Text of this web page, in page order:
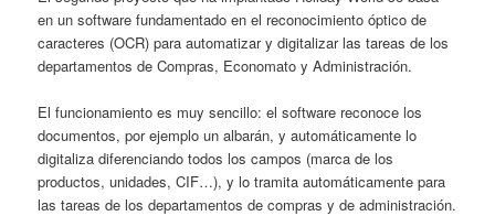
en un software fundamentado en el reconocimiento óptico de
caracteres (OCR) para automatizar y digitalizar las tareas de los
departamentos de Compras, Economato y Administración.
El funcionamiento es muy sencillo: el software reconoce los
documentos, por ejemplo un albarán, y automáticamente lo
digitaliza diferenciando todos los campos (marca de los
productos, unidades, CIF…), y lo tramita automáticamente para
las tareas de los departamentos de compras y de administración.